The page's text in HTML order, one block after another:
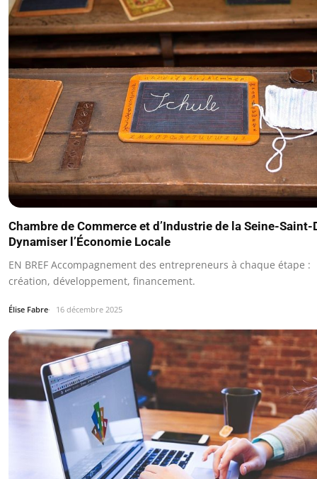
Chambre de Commerce et d’Industrie de la Seine-Saint-
Dynamiser l’Économie Locale
EN BREF Accompagnement des entrepreneurs à chaque étape :
création, développement, financement.
Élise Fabre 16 décembre 2025